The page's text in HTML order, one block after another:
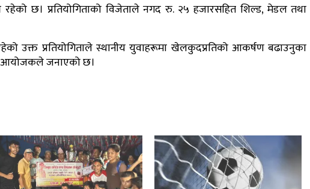
रहेको छ। प्रतियोगिताको विजेताले नगद रु. २५ हजारसहित शिल्ड, मेडल तथा
उक्त प्रतियोगिताले स्थानीय युवाहरूमा खेलकुदप्रतिको आकर्षण बढाउनुका
आयोजकले जनाएको छ।